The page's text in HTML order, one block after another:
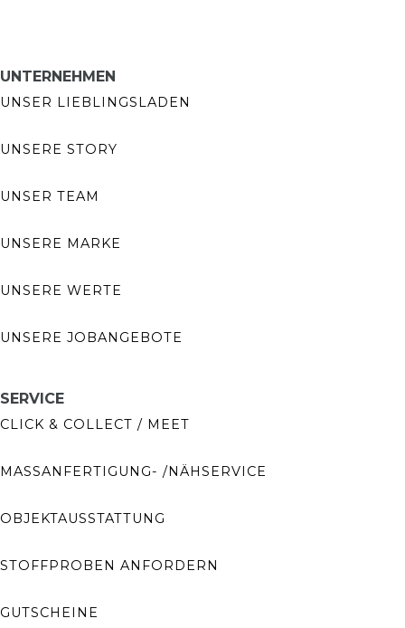
UNTERNEHMEN
UNSER LIEBLINGSLADEN
UNSERE STORY
UNSER TEAM
UNSERE MARKE
UNSERE WERTE
UNSERE JOBANGEBOTE
SERVICE
CLICK & COLLECT / MEET
MASSANFERTIGUNG- /NÄHSERVICE
OBJEKTAUSSTATTUNG
STOFFPROBEN ANFORDERN
GUTSCHEINE